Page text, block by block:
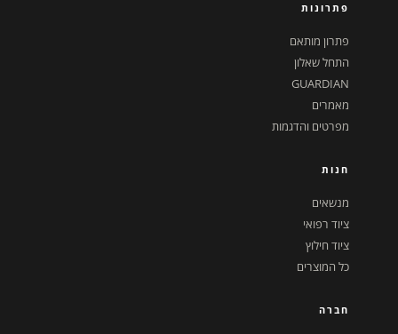
פתרונות
פתרון מותאם
התחל שאלון
GUARDIAN
מאמרים
מפרטים והדגמות
חנות
מנשאים
ציוד רפואי
ציוד חילוץ
כל המוצרים
חברה